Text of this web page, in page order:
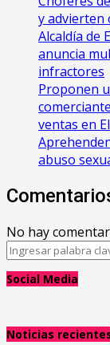
y advierten
‎Alcaldía de
anuncia
infractores
Proponen
ventas en
abuso
No hay
Search
Social Media
Noticias